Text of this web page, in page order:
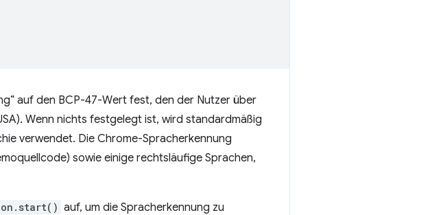
auf den BCP-47-Wert fest, den der Nutzer über
Wenn nichts festgelegt ist, wird standardmäßig
verwendet. Die Chrome-Spracherkennung
sowie einige rechtsläufige Sprachen,
auf, um die Spracherkennung zu